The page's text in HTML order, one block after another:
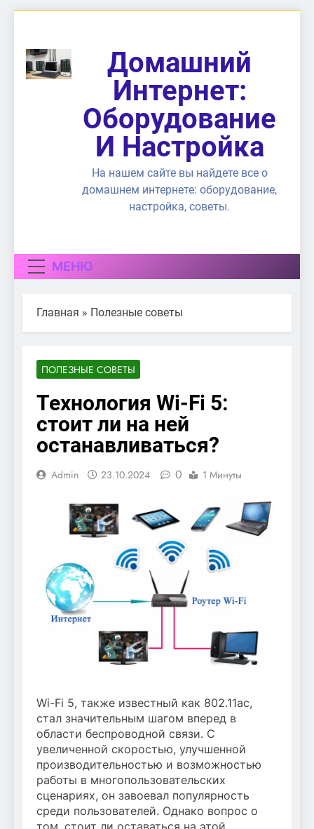
содержимому
Домашний
Интернет:
Оборудование
И Настройка
На нашем сайте вы найдете все о
домашнем интернете: оборудование,
настройка, советы.
МЕНЮ
Главная » Полезные советы
ПОЛЕЗНЫЕ СОВЕТЫ
Технология Wi-Fi 5:
стоит ли на ней
останавливаться?
Admin 23.10.2024 0 1 Минуты
Wi-Fi 5, также известный как 802.11ac,
стал значительным шагом вперед в
области беспроводной связи. С
увеличенной скоростью, улучшенной
производительностью и возможностью
работы в многопользовательских
сценариях, он завоевал популярность
среди пользователей. Однако вопрос о